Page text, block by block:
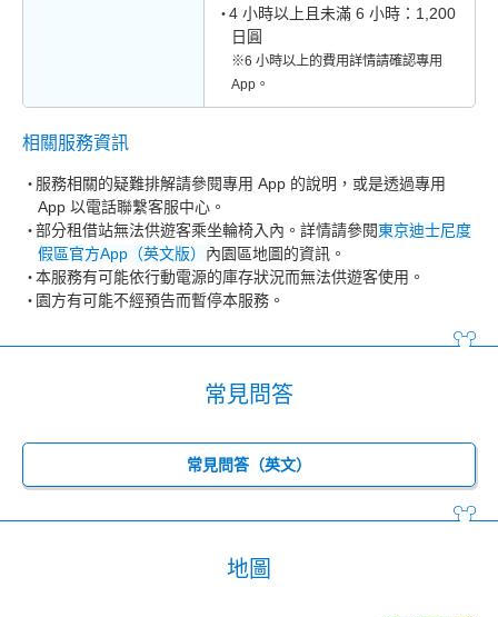
4 小時以上且未滿 6 小時：1,200
日圓
※6 小時以上的費用詳情請確認專用
App。
相關服務資訊
服務相關的疑難排解請參閱專用 App 的說明，或是透過專用
App 以電話聯繫客服中心。
部分租借站無法供遊客乘坐輪椅入內。詳情請參閱東京迪士尼度
假區官方App（英文版） 內園區地圖的資訊。
本服務有可能依行動電源的庫存狀況而無法供遊客使用。
園方有可能不經預告而暫停本服務。
常見問答
常見問答（英文）
地圖